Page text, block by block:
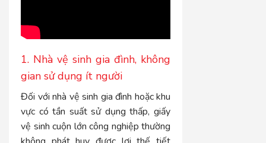
1. Nhà vệ sinh gia đình, không
gian sử dụng ít người
Đối với nhà vệ sinh gia đình hoặc khu
vực có tần suất sử dụng thấp, giấy
vệ sinh cuộn lớn công nghiệp thường